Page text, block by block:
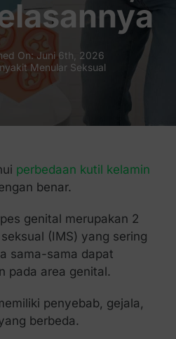
On: Juni 6th, 2026
Menular Seksual
perbedaan kutil kelamin
benar.
genital merupakan 2
(IMS) yang sering
sama-sama dapat
pada area genital.
penyebab, gejala,
berbeda.